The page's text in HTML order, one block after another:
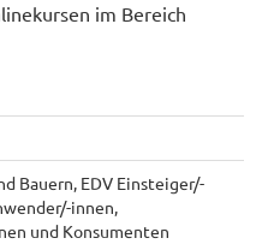
im Bereich
Bauern, EDV Einsteiger/-
innen,
und Konsumenten